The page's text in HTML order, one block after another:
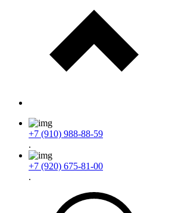
+7 (910) 988-88-59
.
+7 (920) 675-81-00
.